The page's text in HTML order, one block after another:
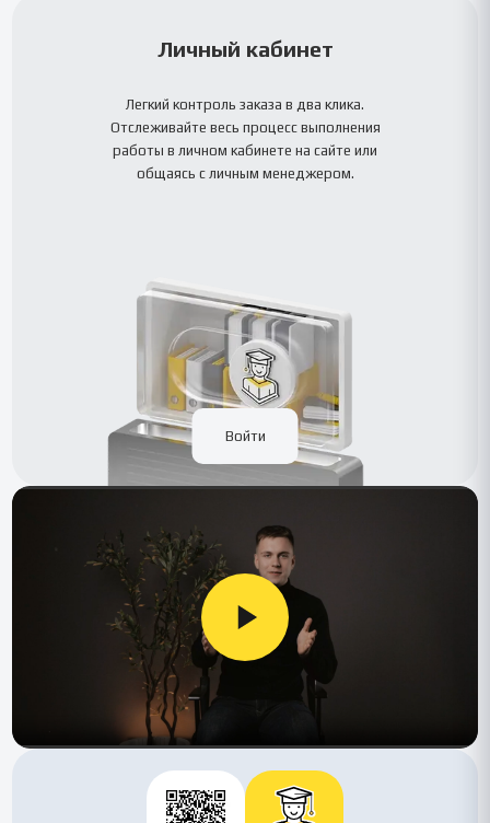
Личный кабинет
Легкий контроль заказа в два клика.
Отслеживайте весь процесс выполнения
работы в личном кабинете на сайте или
общаясь с личным менеджером.
Войти